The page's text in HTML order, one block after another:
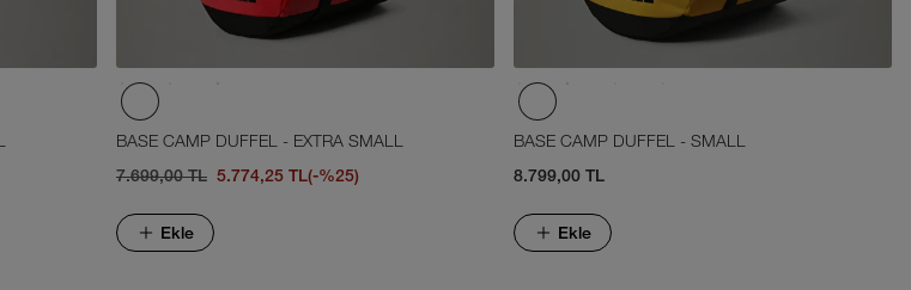
BASE CAMP DUFFEL - EXTRA SMALL
7.699,00 TL 5.774,25 TL(-%25)
Ekle
BASE CAMP DUFFEL - SMALL
8.799,00 TL
Ekle